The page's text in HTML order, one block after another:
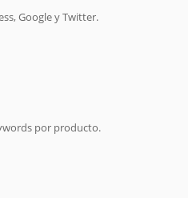
Google y Twitter.
por producto.